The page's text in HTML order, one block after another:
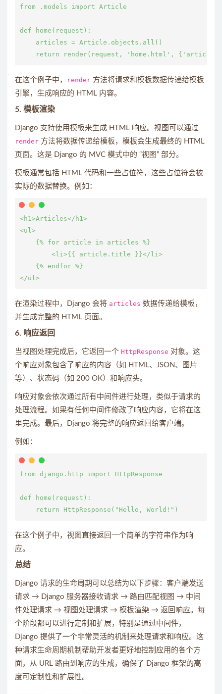
from .models import Article
def home(request):
    articles = Article.objects.all()
在这个例子中， render 方法将请求和模板数据传递给模板
引擎，生成响应的 HTML 内容。
5. 模板渲染
Django 支持使用模板来生成 HTML 响应。视图可以通过
render 方法将数据传递给模板，模板会生成最终的 HTML
页面。这是 Django 的 MVC 模式中的 “视图” 部分。
模板通常包括 HTML 代码和一些占位符，这些占位符会被
实际的数据替换。例如：
<h1>Articles</h1>
<ul>
    {% for article in articles %}
        <li>{{ article.title }}</li>
    {% endfor %}
在渲染过程中，Django 会将 articles 数据传递给模板，
并生成完整的 HTML 页面。
6. 响应返回
当视图处理完成后，它返回一个 HttpResponse 对象。这
个响应对象包含了响应的内容（如 HTML、JSON、图片
等）、状态码（如 200 OK）和响应头。
响应对象会依次通过所有中间件进行处理，类似于请求的
处理流程。如果有任何中间件修改了响应内容，它将在这
里完成。最后，Django 将完整的响应返回给客户端。
例如：
from django.http import HttpResponse
def home(request):
在这个例子中，视图直接返回一个简单的字符串作为响
应。
总结
Django 请求的生命周期可以总结为以下步骤：客户端发送
请求 → Django 服务器接收请求 → 路由匹配视图 → 中间
件处理请求 → 视图处理请求 → 模板渲染 → 返回响应。每
个阶段都可以进行定制和扩展，特别是通过中间件，
Django 提供了一个非常灵活的机制来处理请求和响应。这
种请求生命周期机制帮助开发者更好地控制应用的各个方
面，从 URL 路由到响应的生成，确保了 Django 框架的高
度可定制性和扩展性。